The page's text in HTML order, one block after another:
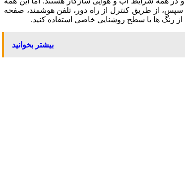
از طریق کنترل از راه دور، تلفن هوشمند، صفحه
رنگ ها یا سطح روشنایی خاصی استفاده کنید.
بیشتر بخوانید